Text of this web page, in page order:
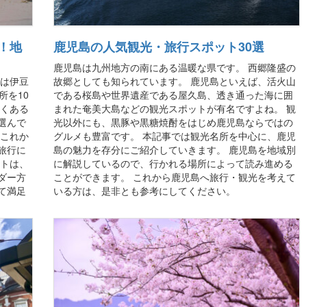
地
伊豆
を10
ある
んで
れか
行に
は、
ー方
満足
鹿児島の人気観光・旅行スポット30選
鹿児島は九州地方の南にある温暖な県です。 西郷隆盛の
故郷としても知られています。 鹿児島といえば、活火山
である桜島や世界遺産である屋久島、透き通った海に囲
まれた奄美大島などの観光スポットが有名ですよね。 観
光以外にも、黒豚や黒糖焼酎をはじめ鹿児島ならではの
グルメも豊富です。 本記事では観光名所を中心に、鹿児
島の魅力を存分にご紹介していきます。 鹿児島を地域別
に解説しているので、行かれる場所によって読み進める
ことができます。 これから鹿児島へ旅行・観光を考えて
いる方は、是非とも参考にしてください。